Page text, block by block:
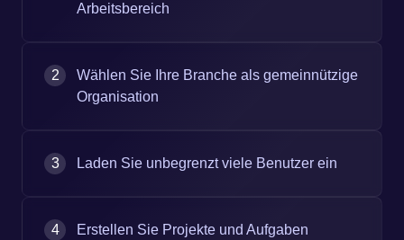
Arbeitsbereich
2
Wählen Sie Ihre Branche als gemeinnützige
Organisation
3 Laden Sie unbegrenzt viele Benutzer ein
4 Erstellen Sie Projekte und Aufgaben